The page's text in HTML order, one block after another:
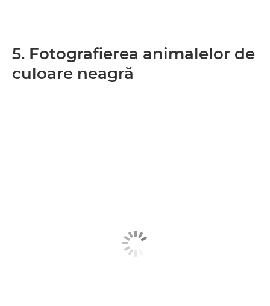
5. Fotografierea animalelor de
culoare neagră